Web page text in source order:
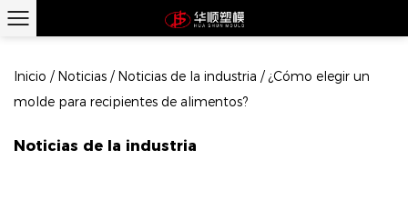
Inicio / Noticias / Noticias de la industria /¿Cómo elegir un
molde para recipientes de alimentos?
Noticias de la industria